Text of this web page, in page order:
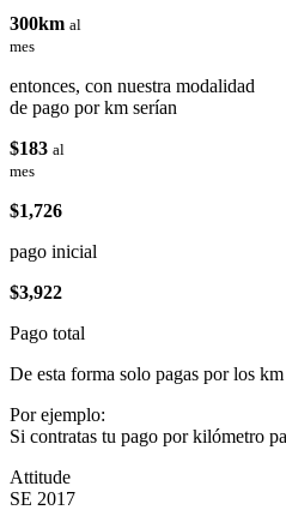
300km al
mes
entonces, con nuestra modalidad
de pago por km serían
$183 al
mes
$1,726
pago inicial
$3,922
Pago total
De esta forma solo pagas por los
Por ejemplo:
Si contratas tu pago por kilómetro
Attitude
SE 2017